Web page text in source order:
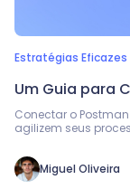
Estratégias Eficazes
Um Guia para
Localhost
Conectar o
agilizem seus
Miguel Oliveira